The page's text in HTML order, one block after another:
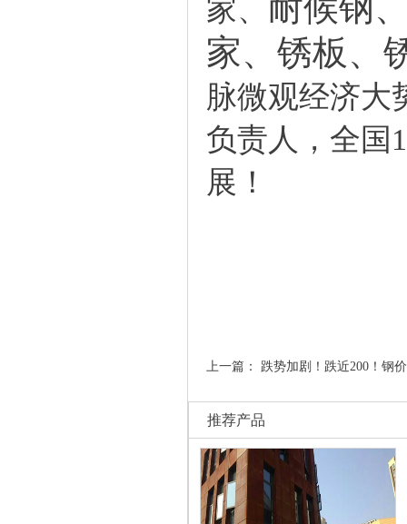
家、
家、 锈板 、
脉微观经济大
负责人，全国
展！
上一篇： 跌势加剧！跌近200！钢
推荐产品